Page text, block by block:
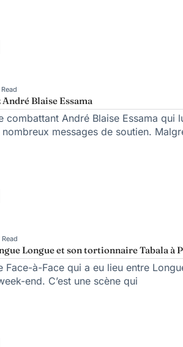
Blaise Essama
combattant André Blaise Essama qui
messages de soutien.
Longue et son tortionnaire Tabala à
Face-à-Face qui a eu lieu entre
end. C’est une scène qui